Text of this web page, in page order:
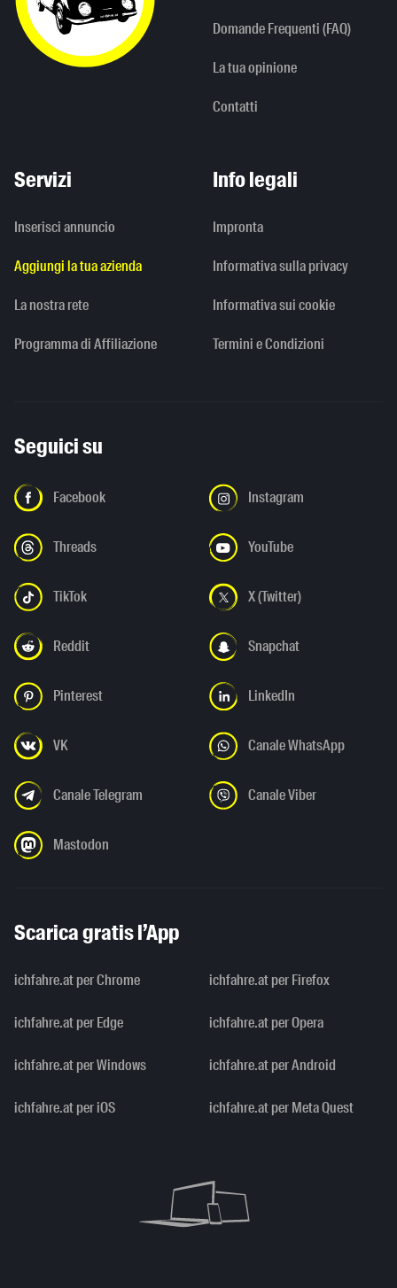
Domande Frequenti (FAQ)
La tua opinione
Contatti
Servizi
Inserisci annuncio
Aggiungi la tua azienda
La nostra rete
Programma di Affiliazione
Info legali
Impronta
Informativa sulla privacy
Informativa sui cookie
Termini e Condizioni
Seguici su
Facebook Instagram
Threads YouTube
TikTok X (Twitter)
Reddit Snapchat
Pinterest LinkedIn
VK Canale WhatsApp
Canale Telegram Canale Viber
Mastodon
Scarica gratis l’App
ichfahre.at per Chrome ichfahre.at per Firefox
ichfahre.at per Edge ichfahre.at per Opera
ichfahre.at per Windows ichfahre.at per Android
ichfahre.at per iOS ichfahre.at per Meta Quest